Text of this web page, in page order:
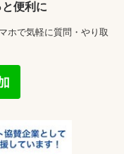
便利に
ホで気軽に質問・やり取